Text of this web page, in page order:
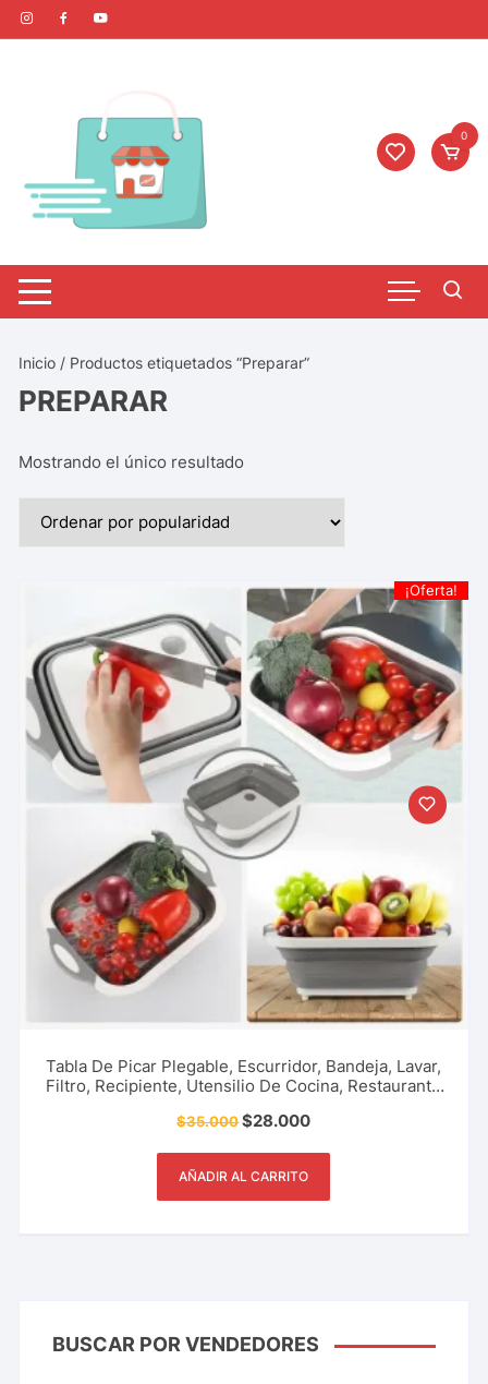
0
Inicio / Productos etiquetados “Preparar”
PREPARAR
Mostrando el único resultado
¡Oferta!
Tabla De Picar Plegable, Escurridor, Bandeja, Lavar,
Filtro, Recipiente, Utensilio De Cocina, Restaurante
$35.000$28.000
AÑADIR AL CARRITO
BUSCAR POR VENDEDORES